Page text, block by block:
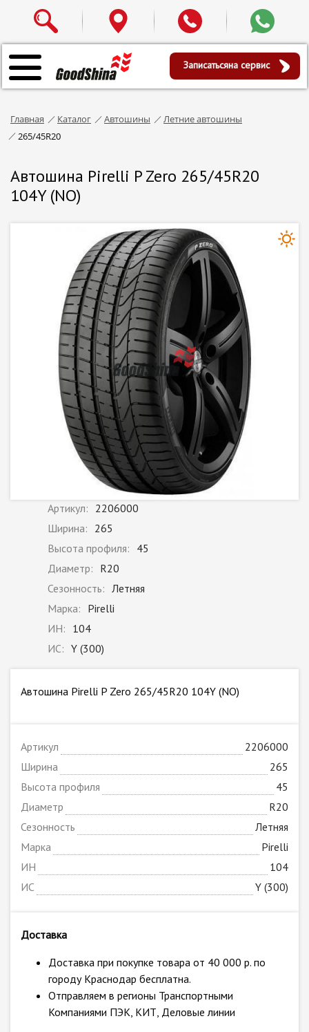
Записатьсяна сервис
Главная Каталог Автошины
Летние автошины
265/45R20
Автошина Pirelli P Zero 265/45R20
104Y (NO)
Артикул: 2206000
Ширина: 265
Высота профиля: 45
Диаметр: R20
Сезонность: Летняя
Марка: Pirelli
ИН: 104
ИС: Y (300)
Автошина Pirelli P Zero 265/45R20 104Y (NO)
Артикул
2206000
Ширина
265
Высота профиля
45
Диаметр
R20
Сезонность
Летняя
Марка
Pirelli
ИН
104
ИС
Y (300)
Доставка
Доставка при покупке товара от 40 000 р. по
городу Краснодар бесплатна.
Отправляем в регионы Транспортными
Компаниями ПЭК, КИТ, Деловые линии